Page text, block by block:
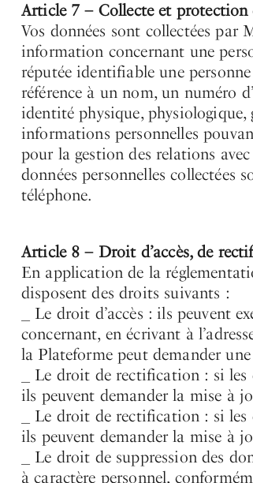
Article 7 – Collecte et protection
Vos données sont collectées par
information concernant une
réputée identifiable une
référence à un nom, un numéro
identité physique,
informations personnelles
pour la gestion des relations
données personnelles collectées
téléphone.
Article 8 – Droit d’accès, de
En application de la
disposent des droits suivants :
_ Le droit d’accès : ils peuvent
concernant, en écrivant à
la Plateforme peut demander
_ Le droit de rectification : si les
ils peuvent demander la mise à
_ Le droit de rectification : si les
ils peuvent demander la mise à
_ Le droit de suppression des
à caractère personnel,